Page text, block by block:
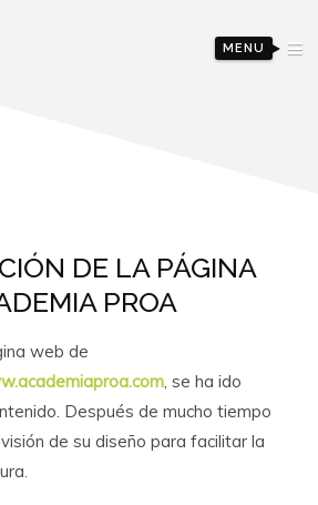
MENU
DE LA PÁGINA
PROA
web de
, se ha ido
Después de mucho tiempo
de su diseño para facilitar la